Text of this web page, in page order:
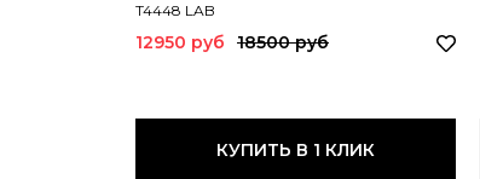
T4448 LAB
12950 руб 18500 руб
КУПИТЬ В 1 КЛИК